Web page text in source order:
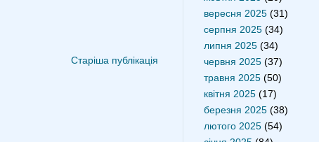
Старіша публікація
вересня 2025 (31)
серпня 2025 (34)
липня 2025 (34)
червня 2025 (37)
травня 2025 (50)
квітня 2025 (17)
березня 2025 (38)
лютого 2025 (54)